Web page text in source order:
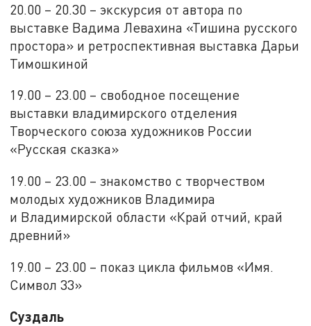
20.00 – 20.30 – экскурсия от автора по
выставке Вадима Левахина «Тишина русского
простора» и ретроспективная выставка Дарьи
Тимошкиной
19.00 – 23.00 – свободное посещение
выставки владимирского отделения
Творческого союза художников России
«Русская сказка»
19.00 – 23.00 – знакомство с творчеством
молодых художников Владимира
и Владимирской области «Край отчий, край
древний»
19.00 – 23.00 – показ цикла фильмов «Имя.
Символ 33»
Суздаль